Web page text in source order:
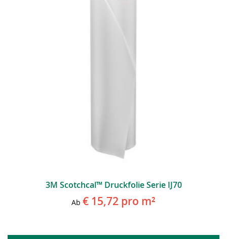
3M Scotchcal™ Druckfolie Serie IJ70
Ab € 15,72 pro m²